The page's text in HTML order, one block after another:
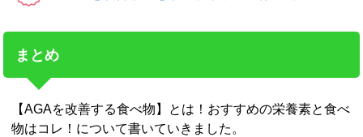
まとめ
【AGAを改善する食べ物】とは！おすすめの栄養素と食べ
物はコレ！について書いていきました。